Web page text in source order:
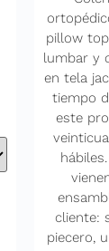
pillow
lumbar y
en tela
tiempo
este
cliente:
piecero,